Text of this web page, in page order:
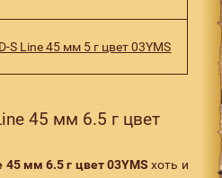
S Line 45 мм 5 г цвет 03YMS
45 мм 6.5 г цвет
45 мм 6.5 г цвет 03YMS хоть и